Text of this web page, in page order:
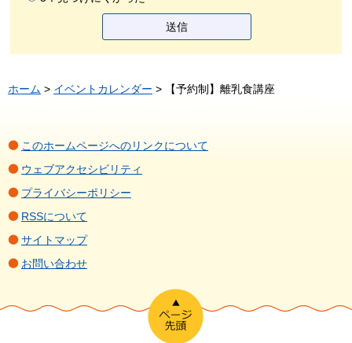
ホーム > イベントカレンダー > 【予約制】離乳食講座
このホームページへのリンクについて
ウェブアクセシビリティ
プライバシーポリシー
RSSについて
サイトマップ
お問い合わせ